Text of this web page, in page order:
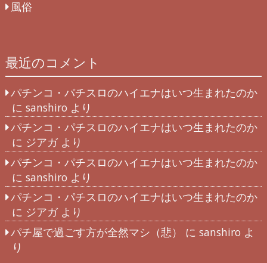
風俗
最近のコメント
パチンコ・パチスロのハイエナはいつ生まれたのか
に sanshiro より
パチンコ・パチスロのハイエナはいつ生まれたのか
に ジアガより
パチンコ・パチスロのハイエナはいつ生まれたのか
に sanshiro より
パチンコ・パチスロのハイエナはいつ生まれたのか
に ジアガより
パチ屋で過ごす方が全然マシ（悲）
にsanshiro よ
り